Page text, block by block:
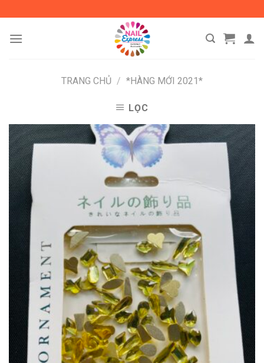
content
TRANG CHỦ / *HÀNG MỚI 2021*
LỌC